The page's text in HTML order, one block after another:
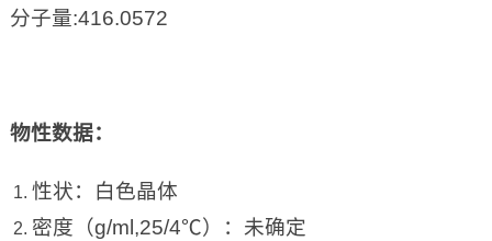
分子量:416.0572
物性数据：
性状：白色晶体
密度（g/ml,25/4℃）：未确定